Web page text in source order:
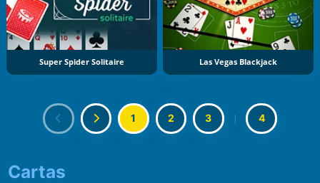
Super Spider Solitaire Las Vegas Blackjack
1 2 3 | 4
Cartas